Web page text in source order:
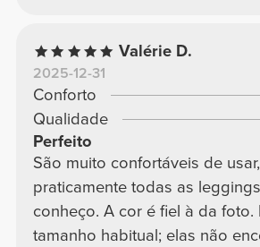
Valérie D.
2025-12-31
Conforto
Qualidade
Perfeito
São muito confortáveis de
praticamente todas as
conheço. A cor é fiel à da foto.
tamanho habitual; elas não